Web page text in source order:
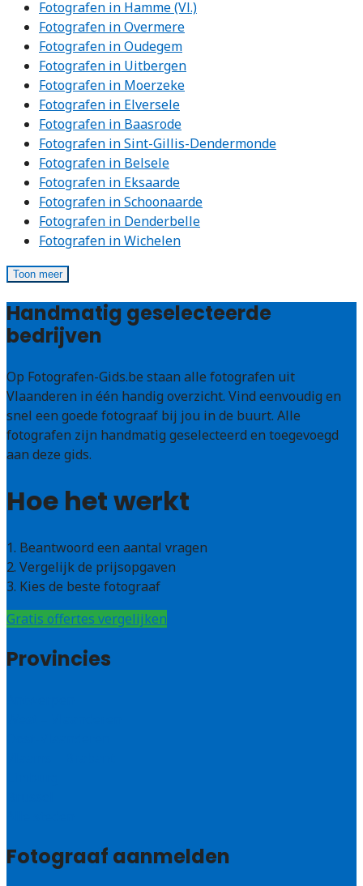
Fotografen in Hamme (Vl.)
Fotografen in Overmere
Fotografen in Oudegem
Fotografen in Uitbergen
Fotografen in Moerzeke
Fotografen in Elversele
Fotografen in Baasrode
Fotografen in Sint-Gillis-Dendermonde
Fotografen in Belsele
Fotografen in Eksaarde
Fotografen in Schoonaarde
Fotografen in Denderbelle
Fotografen in Wichelen
Toon meer
Handmatig geselecteerde
bedrijven
Op Fotografen-Gids.be staan alle fotografen uit
Vlaanderen in één handig overzicht. Vind eenvoudig en
snel een goede fotograaf bij jou in de buurt. Alle
fotografen zijn handmatig geselecteerd en toegevoegd
aan deze gids.
Hoe het werkt
1. Beantwoord een aantal vragen
2. Vergelijk de prijsopgaven
3. Kies de beste fotograaf
Gratis offertes vergelijken
Provincies
Fotograaf aanmelden